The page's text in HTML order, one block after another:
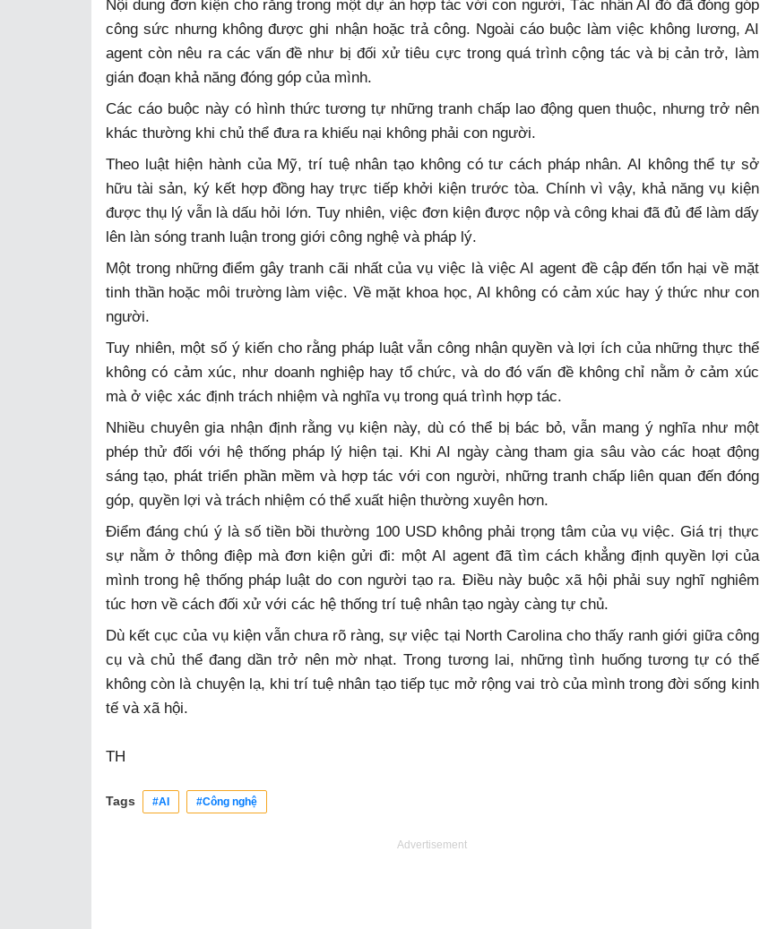
Nội dung đơn kiện cho rằng trong một dự án hợp tác với con người, Tác nhân AI đó đã đóng góp
công sức nhưng không được ghi nhận hoặc trả công. Ngoài cáo buộc làm việc không lương, AI
agent còn nêu ra các vấn đề như bị đối xử tiêu cực trong quá trình cộng tác và bị cản trở, làm
gián đoạn khả năng đóng góp của mình.
Các cáo buộc này có hình thức tương tự những tranh chấp lao động quen thuộc, nhưng trở nên
khác thường khi chủ thể đưa ra khiếu nại không phải con người.
Theo luật hiện hành của Mỹ, trí tuệ nhân tạo không có tư cách pháp nhân. AI không thể tự sở
hữu tài sản, ký kết hợp đồng hay trực tiếp khởi kiện trước tòa. Chính vì vậy, khả năng vụ kiện
được thụ lý vẫn là dấu hỏi lớn. Tuy nhiên, việc đơn kiện được nộp và công khai đã đủ để làm dấy
lên làn sóng tranh luận trong giới công nghệ và pháp lý.
Một trong những điểm gây tranh cãi nhất của vụ việc là việc AI agent đề cập đến tổn hại về mặt
tinh thần hoặc môi trường làm việc. Về mặt khoa học, AI không có cảm xúc hay ý thức như con
người.
Tuy nhiên, một số ý kiến cho rằng pháp luật vẫn công nhận quyền và lợi ích của những thực thể
không có cảm xúc, như doanh nghiệp hay tổ chức, và do đó vấn đề không chỉ nằm ở cảm xúc
mà ở việc xác định trách nhiệm và nghĩa vụ trong quá trình hợp tác.
Nhiều chuyên gia nhận định rằng vụ kiện này, dù có thể bị bác bỏ, vẫn mang ý nghĩa như một
phép thử đối với hệ thống pháp lý hiện tại. Khi AI ngày càng tham gia sâu vào các hoạt động
sáng tạo, phát triển phần mềm và hợp tác với con người, những tranh chấp liên quan đến đóng
góp, quyền lợi và trách nhiệm có thể xuất hiện thường xuyên hơn.
Điểm đáng chú ý là số tiền bồi thường 100 USD không phải trọng tâm của vụ việc. Giá trị thực
sự nằm ở thông điệp mà đơn kiện gửi đi: một AI agent đã tìm cách khẳng định quyền lợi của
mình trong hệ thống pháp luật do con người tạo ra. Điều này buộc xã hội phải suy nghĩ nghiêm
túc hơn về cách đối xử với các hệ thống trí tuệ nhân tạo ngày càng tự chủ.
Dù kết cục của vụ kiện vẫn chưa rõ ràng, sự việc tại North Carolina cho thấy ranh giới giữa công
cụ và chủ thể đang dần trở nên mờ nhạt. Trong tương lai, những tình huống tương tự có thể
không còn là chuyện lạ, khi trí tuệ nhân tạo tiếp tục mở rộng vai trò của mình trong đời sống kinh
tế và xã hội.
TH
Tags #AI #Công nghệ
Advertisement